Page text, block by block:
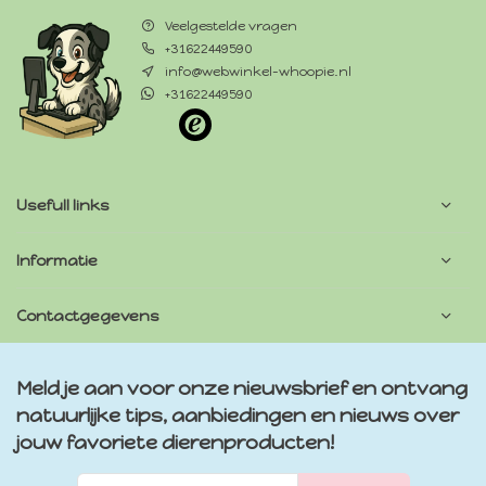
Veelgestelde vragen
+31622449590
info@webwinkel-whoopie.nl
+31622449590
Usefull links
Informatie
Contactgegevens
Meld je aan voor onze nieuwsbrief en ontvang
natuurlijke tips, aanbiedingen en nieuws over
jouw favoriete dierenproducten!